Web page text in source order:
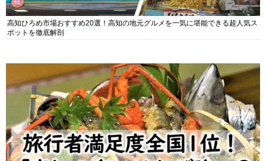
高知ひろめ市場おすすめ20選！高知の地元グルメを一気に堪能できる超人気ス
ポットを徹底解剖